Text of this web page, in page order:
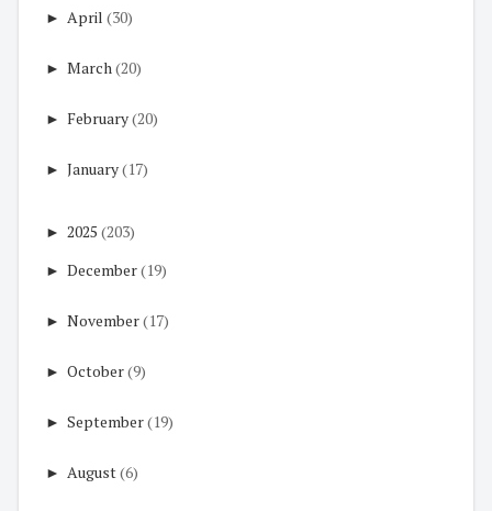
► April (30)
► March(20)
► February(20)
► January(17)
► 2025 (203)
► December(19)
► November(17)
► October(9)
► September(19)
► August(6)